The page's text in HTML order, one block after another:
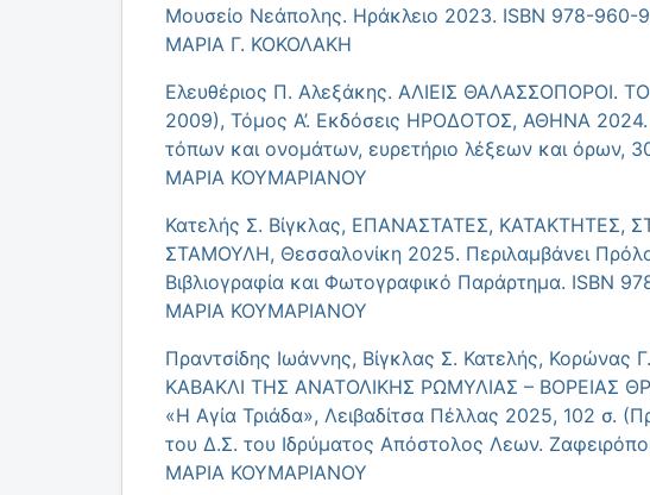
Μουσείο Νεάπολης. Ηράκλειο 2023. ISBN 978-960-
ΜΑΡΙΑ Γ. ΚΟΚΟΛΑΚΗ
Ελευθέριος Π. Αλεξάκης. ΑΛΙΕΙΣ
2009), Τόμος Α’. Εκδόσεις ΗΡΟΔΟΤΟΣ, ΑΘΗΝΑ 2024.
τόπων και ονομάτων, ευρετήριο λέξεων και όρων,
ΜΑΡΙΑ ΚΟΥΜΑΡΙΑΝΟΥ
Κατελής Σ. Βίγκλας, ΕΠΑΝΑΣΤΑΤΕΣ, ΚΑΤΑΚΤΗΤΕΣ,
ΣΤΑΜΟΥΛΗ, Θεσσαλονίκη 2025. Περιλαμβάνει
Βιβλιογραφία και Φωτογραφικό Παράρτημα. ISBN
ΜΑΡΙΑ ΚΟΥΜΑΡΙΑΝΟΥ
Πραντσίδης Ιωάννης, Βίγκλας Σ. Κατελής,
ΚΑΒΑΚΛΙ ΤΗΣ ΑΝΑΤΟΛΙΚΗΣ ΡΩΜΥΛΙΑΣ – ΒΟΡΕΙΑΣ
«Η Αγία Τριάδα», Λειβαδίτσα Πέλλας 2025, 102 σ.
του Δ.Σ. του Ιδρύματος Απόστολος Λεων.
ΜΑΡΙΑ ΚΟΥΜΑΡΙΑΝΟΥ